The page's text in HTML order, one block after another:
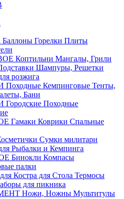
Баллоны Горелки Плиты
Коптильни Мангалы, Грили
Шампуры, Решетки
розжига
Походные Кемпинговые Тенты,
Бани
Городские Походные
Гамаки Коврики Спальные
Сумки милитари
Рыбалки и Кемпинга
Бинокли Компасы
палки
для Костра для Стола Термосы
для пикника
Ножи, Ножны Мультитулы